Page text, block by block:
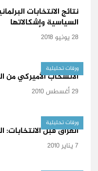
نتائج الانتخابات
السياسية وإشكالاتها
28 يونيو 2018
ورقات تحليلية
الانسحاب الأميركي من
29 أغسطس 2010
ورقات تحليلية
العراق قبل الانتخابات:
7 يناير 2010